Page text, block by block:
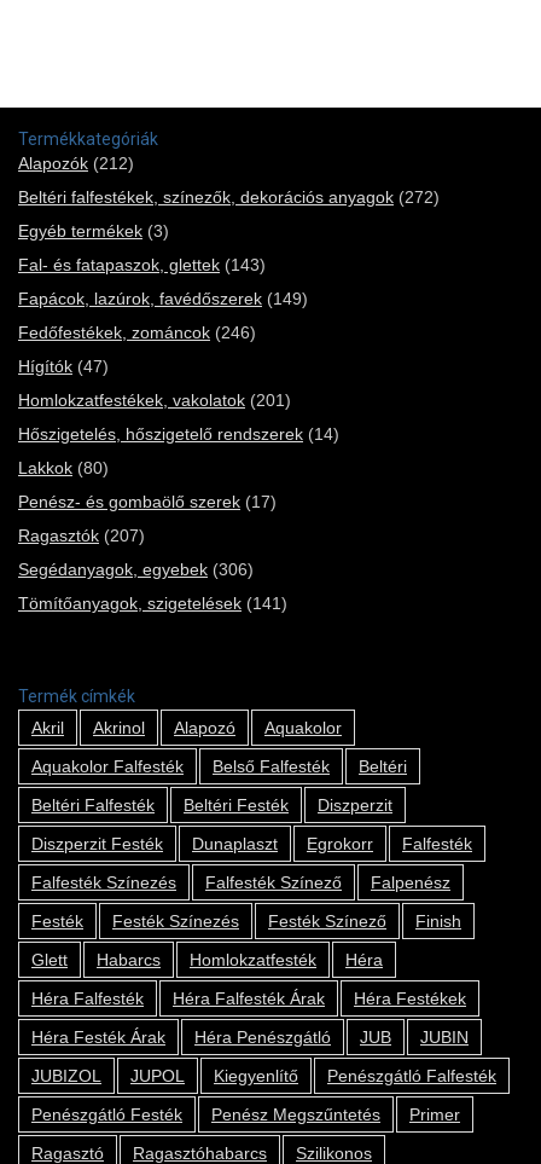
Termékkategóriák
Alapozók (212)
Beltéri falfestékek, színezők, dekorációs anyagok (272)
Egyéb termékek (3)
Fal- és fatapaszok, glettek (143)
Fapácok, lazúrok, favédőszerek (149)
Fedőfestékek, zománcok (246)
Hígítók (47)
Homlokzatfestékek, vakolatok (201)
Hőszigetelés, hőszigetelő rendszerek (14)
Lakkok (80)
Penész- és gombaölő szerek (17)
Ragasztók (207)
Segédanyagok, egyebek (306)
Tömítőanyagok, szigetelések (141)
Termék címkék
Akril
Akrinol Alapozó
Aquakolor
Aquakolor Falfesték
Belső Falfesték
Beltéri
Beltéri Falfesték
Beltéri Festék
Diszperzit
Diszperzit Festék
Dunaplaszt Egrokorr
Falfesték
Falfesték Színezés
Falfesték Színező
Falpenész
Festék
Festék Színezés Festék Színező
Finish
Glett
Habarcs Homlokzatfesték
Héra
Héra Falfesték
Héra Falfesték Árak
Héra Festékek
Héra Festék Árak
Héra Penészgátló JUB
JUBIN
JUBIZOL
JUPOL Kiegyenlítő
Penészgátló Falfesték
Penészgátló Festék
Penész Megszűntetés
Primer
Ragasztó
Ragasztóhabarcs Szilikonos